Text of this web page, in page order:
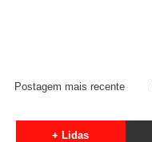
Postagem mais recente
+ Lidas